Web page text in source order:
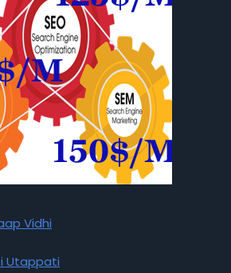
Vidhi
Utappati